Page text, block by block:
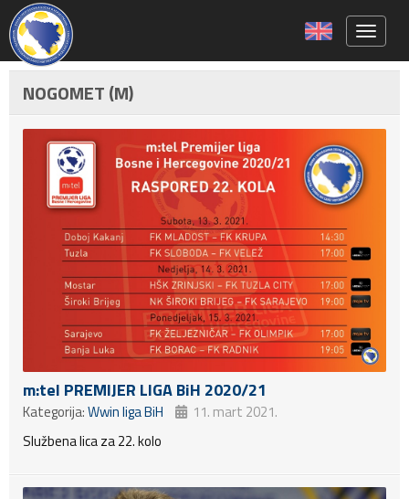
NOGOMET (M)
m:tel PREMIJER LIGA BiH 2020/21
Kategorija:Wwin liga BiH
11. mart 2021.
Službena lica za 22. kolo